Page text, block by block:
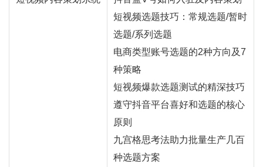
短视频选题技巧：常规选题/暂时
选题/系列选题
电商类型账号选题的2种方向及7
种策略
短视频爆款选题测试的精深技巧
遵守抖音平台喜好和选题的核心
原则
九宫格思考法助力批量生产几百
种选题方案